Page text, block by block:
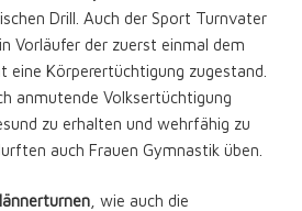
Drill. Auch der Sport Turnvater
Vorläufer der zuerst einmal dem
eine Körperertüchtigung zugestand.
anmutende Volksertüchtigung
zu erhalten und wehrfähig zu
auch Frauen Gymnastik üben.
, wie auch die